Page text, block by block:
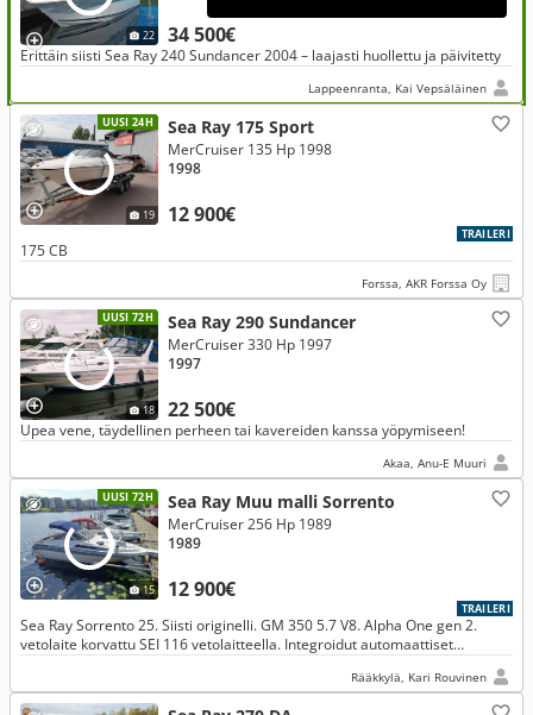
22 34 500€
Erittäin siisti Sea Ray 240 Sundancer 2004 – laajasti huollettu ja päivitetty
Lappeenranta, Kai Vepsäläinen
UUSI 24H
19
Sea Ray 175 Sport
12 900€
MerCruiser 135 Hp 1998
1998
TRAILERI
175 CB
Forssa, AKR Forssa Oy
UUSI 72H
18
Sea Ray 290 Sundancer
22 500€
MerCruiser 330 Hp 1997
1997
Upea vene, täydellinen perheen tai kavereiden kanssa yöpymiseen!
Akaa, Anu-E Muuri
UUSI 72H
15
Sea Ray Muu malli Sorrento
12 900€
MerCruiser 256 Hp 1989
1989
TRAILERI
Sea Ray Sorrento 25. Siisti originelli. GM 350 5.7 V8. Alpha One gen 2.
vetolaite korvattu SEI 116 vetolaitteella. Integroidut automaattiset
Rääkkylä, Kari Rouvinen